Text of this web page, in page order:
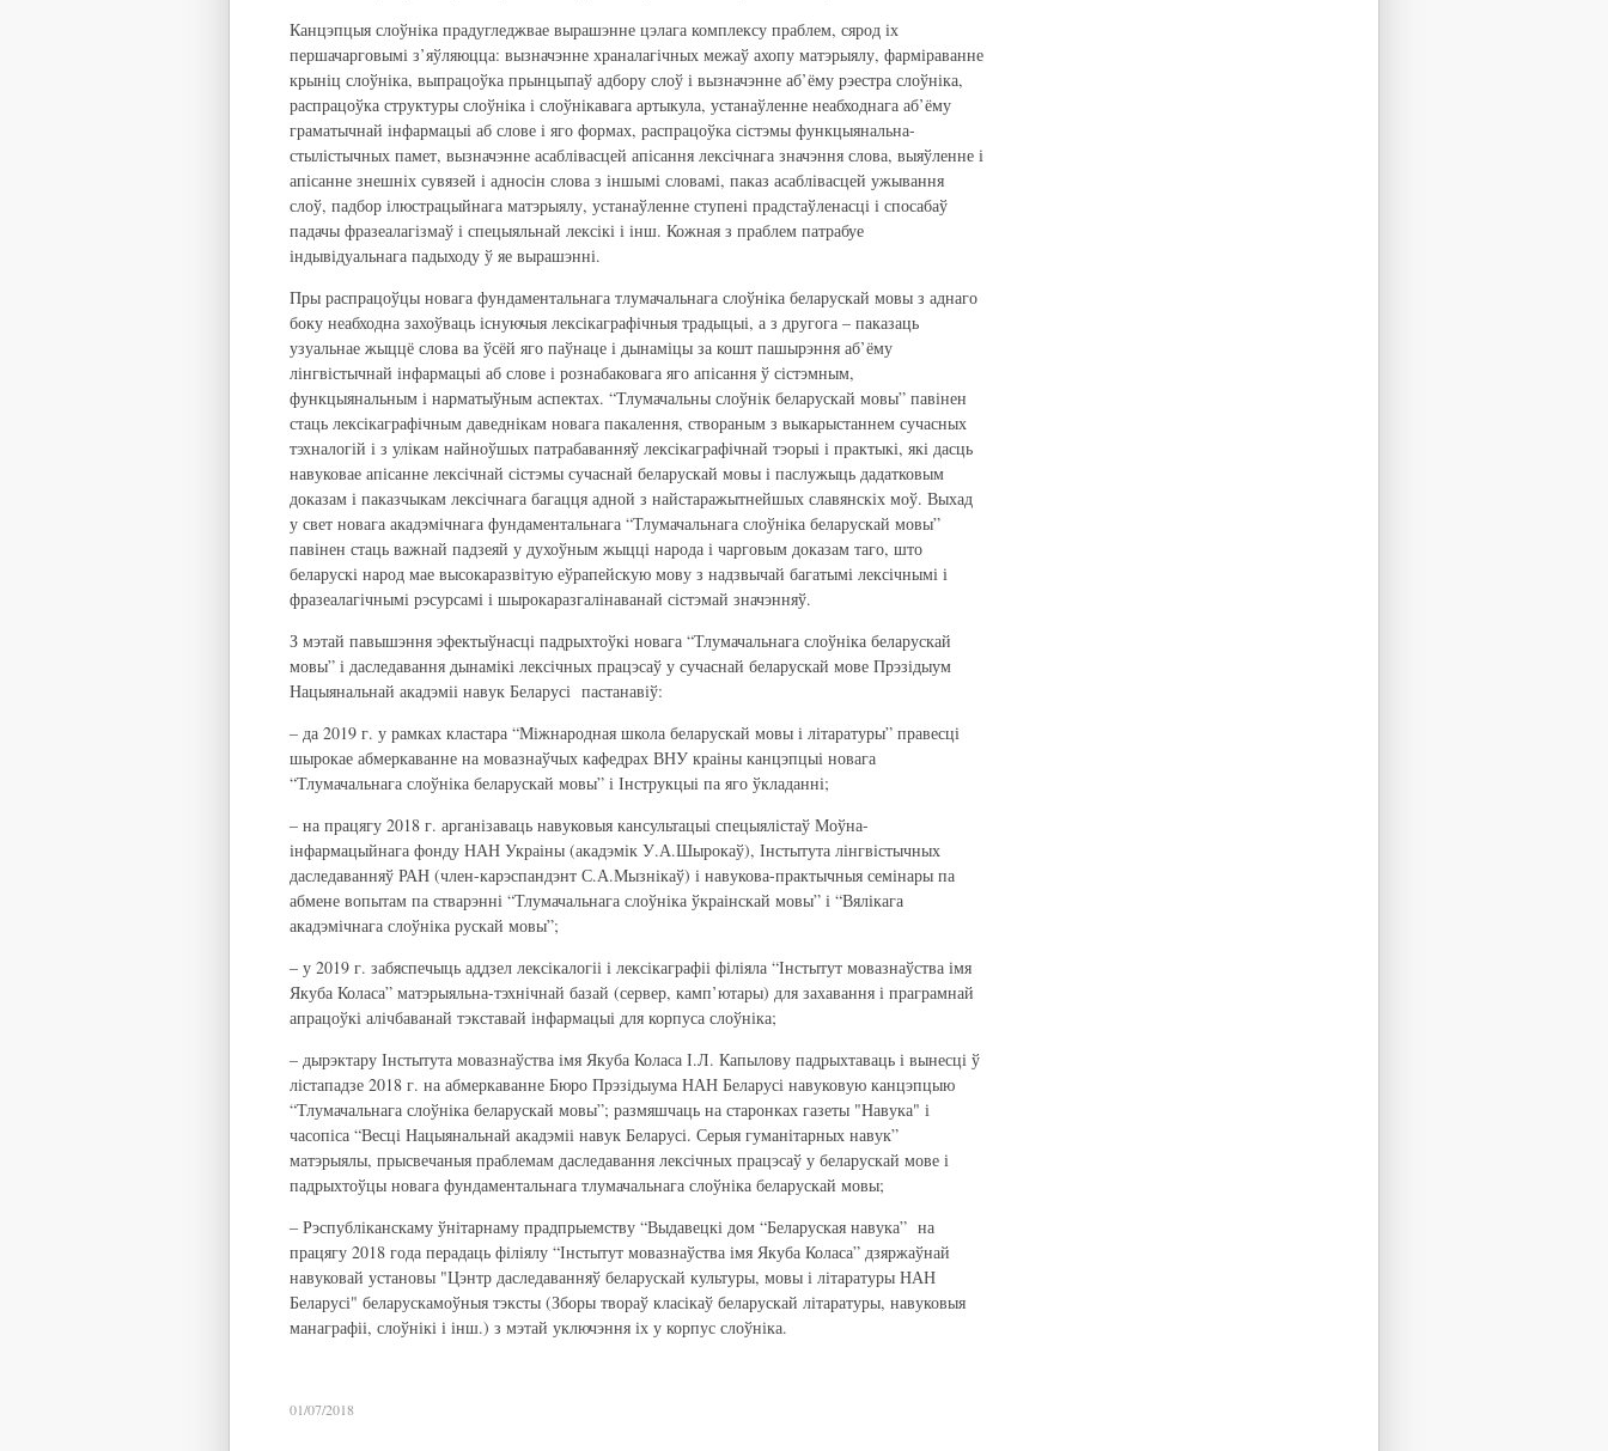
Канцэпцыя слоўніка прадугледжвае вырашэнне цэлага комплексу праблем, сярод іх
першачарговымі з’яўляюцца: вызначэнне храналагічных межаў ахопу матэрыялу, фарміраванне
крыніц слоўніка, выпрацоўка прынцыпаў адбору слоў і вызначэнне аб’ёму рэестра слоўніка,
распрацоўка структуры слоўніка і слоўнікавага артыкула, устанаўленне неабходнага аб’ёму
граматычнай інфармацыі аб слове і яго формах, распрацоўка сістэмы функцыянальна-
стылістычных памет, вызначэнне асаблівасцей апісання лексічнага значэння слова, выяўленне і
апісанне знешніх сувязей і адносін слова з іншымі словамі, паказ асаблівасцей ужывання
слоў, падбор ілюстрацыйнага матэрыялу, устанаўленне ступені прадстаўленасці і спосабаў
падачы фразеалагізмаў і спецыяльнай лексікі і інш. Кожная з праблем патрабуе
індывідуальнага падыходу ў яе вырашэнні.
Пры распрацоўцы новага фундаментальнага тлумачальнага слоўніка беларускай мовы з аднаго
боку неабходна захоўваць існуючыя лексікаграфічныя традыцыі, а з другога – паказаць
узуальнае жыццё слова ва ўсёй яго паўнаце і дынаміцы за кошт пашырэння аб’ёму
лінгвістычнай інфармацыі аб слове і рознабаковага яго апісання ў сістэмным,
функцыянальным і нарматыўным аспектах. “Тлумачальны слоўнік беларускай мовы” павінен
стаць лексікаграфічным даведнікам новага пакалення, створаным з выкарыстаннем сучасных
тэхналогій і з улікам найноўшых патрабаванняў лексікаграфічнай тэорыі і практыкі, які дасць
навуковае апісанне лексічнай сістэмы сучаснай беларускай мовы і паслужыць дадатковым
доказам і паказчыкам лексічнага багацця адной з найстаражытнейшых славянскіх моў. Выхад
у свет новага акадэмічнага фундаментальнага “Тлумачальнага слоўніка беларускай мовы”
павінен стаць важнай падзеяй у духоўным жыцці народа і чарговым доказам таго, што
беларускі народ мае высокаразвітую еўрапейскую мову з надзвычай багатымі лексічнымі і
фразеалагічнымі рэсурсамі і шырокаразгалінаванай сістэмай значэнняў.
З мэтай павышэння эфектыўнасці падрыхтоўкі новага “Тлумачальнага слоўніка беларускай
мовы” і даследавання дынамікі лексічных працэсаў у сучаснай беларускай мове Прэзідыум
Нацыянальнай акадэміі навук Беларусі пастанавіў:
– да 2019 г. у рамках кластара “Міжнародная школа беларускай мовы і літаратуры” правесці
шырокае абмеркаванне на мовазнаўчых кафедрах ВНУ краіны канцэпцыі новага
“Тлумачальнага слоўніка беларускай мовы” і Інструкцыі па яго ўкладанні;
– на працягу 2018 г. арганізаваць навуковыя кансультацыі спецыялістаў Моўна-
інфармацыйнага фонду НАН Украіны (акадэмік У.А.Шырокаў), Інстытута лінгвістычных
даследаванняў РАН (член-карэспандэнт С.А.Мызнікаў) і навукова-практычныя семінары па
абмене вопытам па стварэнні “Тлумачальнага слоўніка ўкраінскай мовы” і “Вялікага
акадэмічнага слоўніка рускай мовы”;
– у 2019 г. забяспечыць аддзел лексікалогіі і лексікаграфіі філіяла “Інстытут мовазнаўства імя
Якуба Коласа” матэрыяльна-тэхнічнай базай (сервер, камп’ютары) для захавання і праграмнай
апрацоўкі алічбаванай тэкставай інфармацыі для корпуса слоўніка;
– дырэктару Інстытута мовазнаўства імя Якуба Коласа І.Л. Капылову падрыхтаваць і вынесці ў
лістападзе 2018 г. на абмеркаванне Бюро Прэзідыума НАН Беларусі навуковую канцэпцыю
“Тлумачальнага слоўніка беларускай мовы”; размяшчаць на старонках газеты "Навука" і
часопіса “Весці Нацыянальнай акадэміі навук Беларусі. Серыя гуманітарных навук”
матэрыялы, прысвечаныя праблемам даследавання лексічных працэсаў у беларускай мове і
падрыхтоўцы новага фундаментальнага тлумачальнага слоўніка беларускай мовы;
– Рэспубліканскаму ўнітарнаму прадпрыемству “Выдавецкі дом “Беларуская навука” на
працягу 2018 года перадаць філіялу “Інстытут мовазнаўства імя Якуба Коласа” дзяржаўнай
навуковай установы "Цэнтр даследаванняў беларускай культуры, мовы і літаратуры НАН
Беларусі" беларускамоўныя тэксты (Зборы твораў класікаў беларускай літаратуры, навуковыя
манаграфіі, слоўнікі і інш.) з мэтай уключэння іх у корпус слоўніка.
01/07/2018